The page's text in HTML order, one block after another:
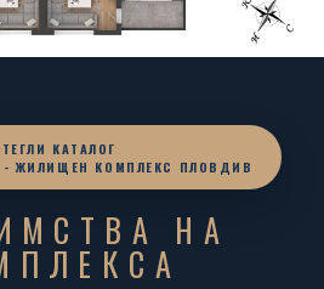
КАТАЛОГ
ЖИЛИЩЕН КОМПЛЕКС ПЛОВДИВ
НА